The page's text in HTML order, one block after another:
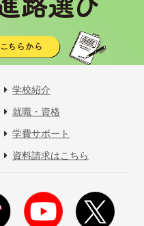
学校紹介
就職・資格
学費サポート
資料請求はこちら